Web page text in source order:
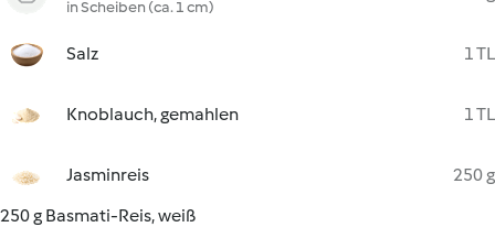
in Scheiben (ca. 1 cm)
Salz 1 TL
Knoblauch, gemahlen 1 TL
Jasminreis
250 g
250 g Basmati-Reis, weiß